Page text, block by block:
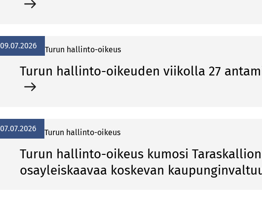
09.07.2026 Turun hallinto-oikeus
Turun hallinto-oikeuden viikolla 27
07.07.2026 Turun hallinto-oikeus
Turun hallinto-oikeus kumosi
osayleiskaavaa koskevan